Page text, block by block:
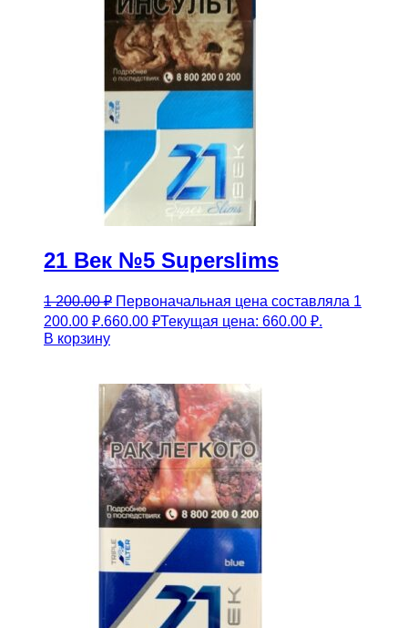
21 Век №5 Superslims
1 200.00₽ Первоначальная цена составляла 1
200.00 ₽.660.00 ₽Текущая цена: 660.00 ₽.
В корзину